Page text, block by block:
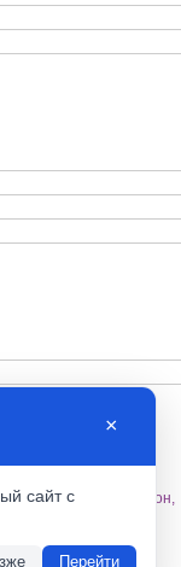
Альшеевский район,
×
сайт с
Перейти